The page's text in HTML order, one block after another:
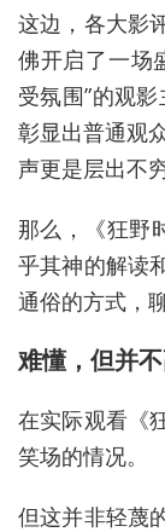
这边，各大影
佛开启了一场
受氛围”的观
彰显出普通观
声更是层出不穷
那么，《狂野
乎其神的解读
通俗的方式，
难懂，但并
在实际观看《
笑场的情况。
但这并非轻蔑